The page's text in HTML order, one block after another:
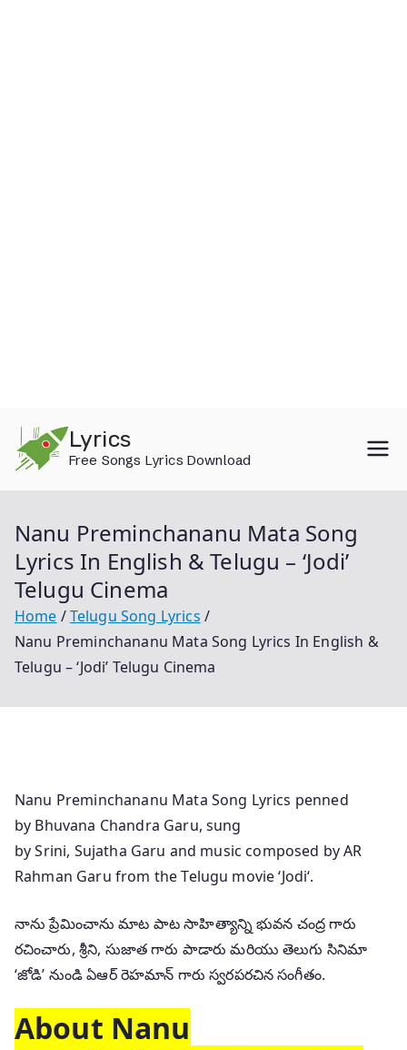
content
Lyrics
Free Songs Lyrics Download
Nanu Preminchananu Mata Song
Lyrics In English & Telugu – ‘Jodi’
Telugu Cinema
Home
Telugu Song Lyrics
Nanu Preminchananu Mata Song Lyrics In English &
Telugu – ‘Jodi’ Telugu Cinema
Nanu Preminchananu Mata Song Lyrics penned
by Bhuvana Chandra Garu, sung
by Srini, Sujatha Garu and music composed by AR
Rahman Garu from the Telugu movie ‘Jodi‘.
నాను ప్రేమించాను మాట పాట సాహిత్యాన్ని భువన చంద్ర గారు
రచించారు, శ్రీని, సుజాత గారు పాడారు మరియు తెలుగు సినిమా
‘జోడి’ నుండి ఏఆర్ రెహమాన్ గారు స్వరపరచిన సంగీతం.
About Nanu